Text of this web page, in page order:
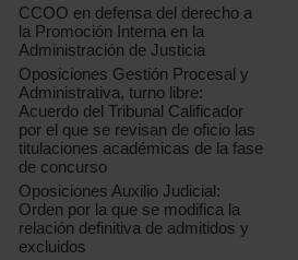
CCOO en defensa del derecho a
la Promoción Interna en la
Administración de Justicia
Oposiciones Gestión Procesal y
Administrativa, turno libre:
Acuerdo del Tribunal Calificador
por el que se revisan de oficio las
titulaciones académicas de la fase
de concurso
Oposiciones Auxilio Judicial:
Orden por la que se modifica la
relación definitiva de admitidos y
excluidos